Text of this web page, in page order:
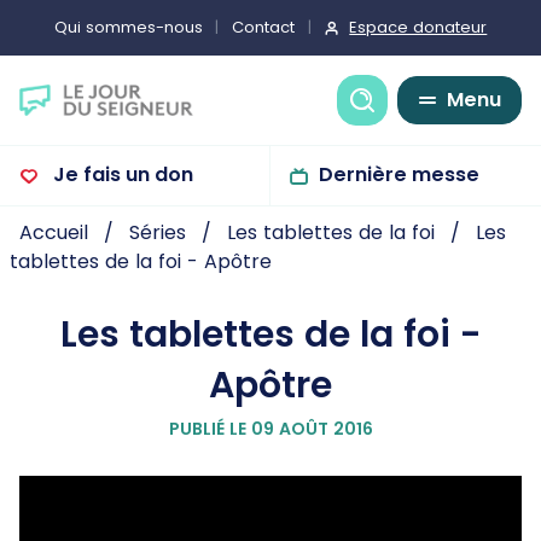
Qui sommes-nous Contact Espace donateur
Recherche
Menu
Je fais un don Dernière messe
Accueil Séries Les tablettes de la foi
Les
tablettes de la foi - Apôtre
Les tablettes de la foi -
Apôtre
PUBLIÉ LE 09 AOÛT 2016